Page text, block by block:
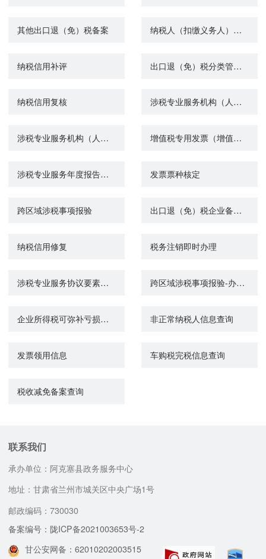
其他出口退（免）税备案 纳税人（扣缴义务人）身份信息报告
纳税信用补评 出口退（免）税分类管理评定申请
纳税信用复核 涉税专业服务机构（人员）信用复核
涉税专业服务机构（人员）基本信息报送 增值税专用发票（增值税税控系统）最高开票限额审批
涉税专业服务年度报告报送 发票票种核定
跨区域涉税事项报验 出口退（免）税企业备案信息报告
纳税信用修复 税务注销即时办理
涉税专业服务协议要素信息报送 跨区域涉税事项报验-办税进度查询
企业所得税可弥补亏损信息查询 非正常纳税人信息查询
发票领用信息 车购税完税信息查询
税收减免备案查询
联系我们
承办单位：阿克塞县政务服务中心
地址：甘肃省兰州市城关区中央广场1号
邮政编码：730030
备案编号：陇ICP备2021003653号-2
甘公安网备：62010202003515